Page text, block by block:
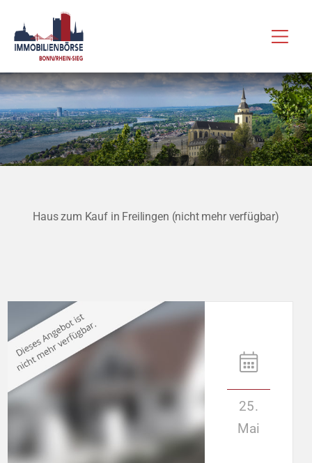
Inhalt
springen
Haus zum Kauf in Freilingen (nicht mehr verfügbar)
25.
Mai